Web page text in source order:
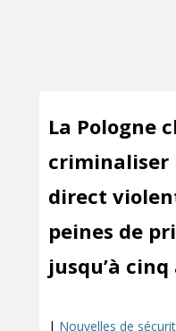
La Pologne
criminaliser
direct
peines de
jusqu’à
| Nouvelles de